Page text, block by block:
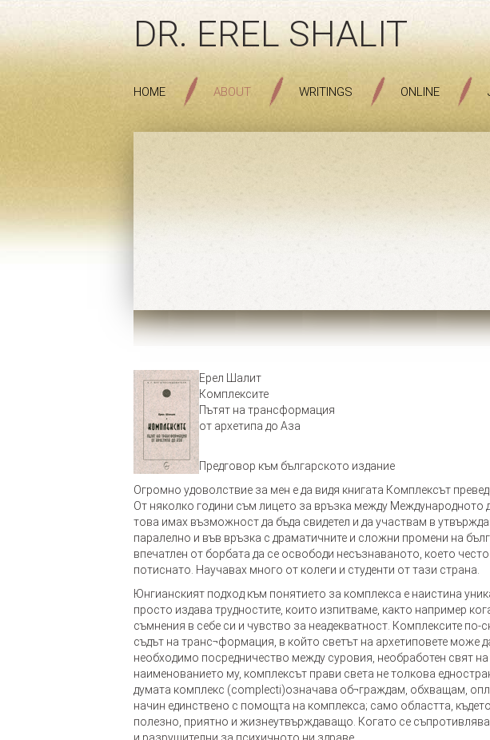
DR. EREL SHALIT
HOME ABOUT WRITINGS ONLINE
Ерел Шалит
Комплексите
Пътят на трансформация
от архетипа до Аза
Предговор към българското издание
Огромно удоволствие за мен е да видя книгата Комплексът
От няколко години съм лицето за връзка между Международното
това имах възможност да бъда свидетел и да участвам в
паралелно и във връзка с драматичните и сложни промени на
впечатлен от борбата да се освободи несъзнаваното, което
потиснато. Научавах много от колеги и студенти от тази страна.
Юнгианският подход към понятието за комплекса е наистина
просто издава трудностите, които изпитваме, както например
съмнения в себе си и чувство за неадекватност. Комплексите
съдът на транс¬формация, в който светът на архетиповете
необходимо посредничество между суровия, необработен свят
наименованието му, комплексът прави света не толкова
думата комплекс (complecti)означава об¬граждам, обхващам,
начин единствено с помощта на комплекса; само областта,
полезно, приятно и жизнеутвърждаващо. Когато се